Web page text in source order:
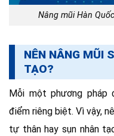
Nâng mũi Hàn
NÊN NÂNG MŨI
TẠO?
Mỗi một phương pháp
điểm riêng biệt. Vì vậy,
tự thân hay sụn nhân